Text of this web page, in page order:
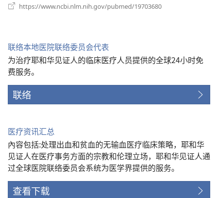
https://www.ncbi.nlm.nih.gov/pubmed/19703680
联络本地医院联络委员会代表
为治疗耶和华见证人的临床医疗人员提供的全球24小时免
费服务。
联络
医疗资讯汇总
內容包括:处理出血和贫血的无输血医疗临床策略，耶和华
见证人在医疗事务方面的宗教和伦理立场，耶和华见证人通
过全球医院联络委员会系统为医学界提供的服务。
查看下载